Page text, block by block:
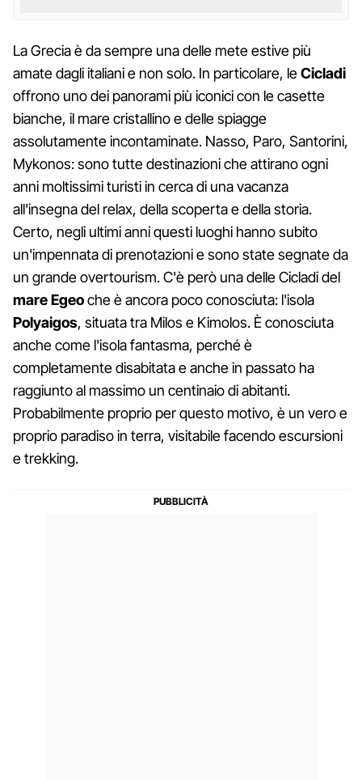
La Grecia è da sempre una delle mete estive più
amate dagli italiani e non solo. In particolare, leCicladi
offrono uno dei panorami più iconici con le casette
bianche, il mare cristallino e delle spiagge
assolutamente incontaminate. Nasso, Paro, Santorini,
Mykonos: sono tutte destinazioni che attirano ogni
anni moltissimi turisti in cerca di una vacanza
all'insegna del relax, della scoperta e della storia.
Certo, negli ultimi anni questi luoghi hanno subito
un'impennata di prenotazioni e sono state segnate da
un grande overtourism. C'è però una delle Cicladi del
mare Egeoche è ancora poco conosciuta: l'isola
Polyaigos, situata tra Milos e Kimolos. È conosciuta
anche come l'isola fantasma, perché è
completamente disabitata e anche in passato ha
raggiunto al massimo un centinaio di abitanti.
Probabilmente proprio per questo motivo, è un vero e
proprio paradiso in terra, visitabile facendo escursioni
e trekking.